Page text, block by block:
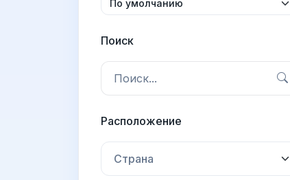
Поиск
Расположение
Страна